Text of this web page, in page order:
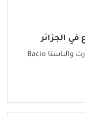
العلامة الإيطالية للآيس كريم واليوغورت والباستا Bacio